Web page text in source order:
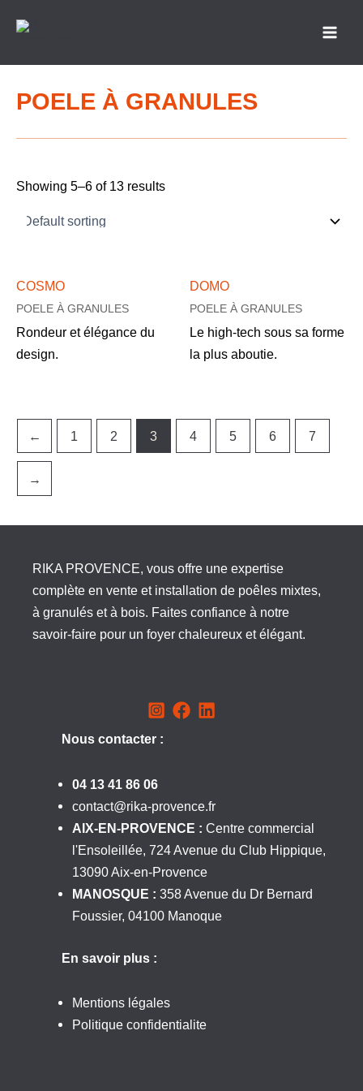
POELE À GRANULES
Showing 5–6 of 13 results
COSMO
POELE À GRANULES
Rondeur et élégance du
design.
DOMO
POELE À GRANULES
Le high-tech sous sa forme
la plus aboutie.
← 1 2 3 4 5 6 7
→
RIKA PROVENCE, vous offre une expertise
complète en vente et installation de poêles mixtes,
à granulés et à bois. Faites confiance à notre
savoir-faire pour un foyer chaleureux et élégant.
Nous contacter :
04 13 41 86 06
contact@rika-provence.fr
AIX-EN-PROVENCE : Centre commercial
l'Ensoleillée, 724 Avenue du Club Hippique,
13090 Aix-en-Provence
MANOSQUE : 358 Avenue du Dr Bernard
Foussier, 04100 Manoque
En savoir plus :
Mentions légales
Politique confidentialite